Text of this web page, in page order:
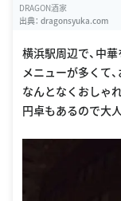
DRAGON酒家
出典： dragonsyuka.com
横浜駅周辺で、中
メニューが多くて
なんとなくおしゃ
円卓もあるので大